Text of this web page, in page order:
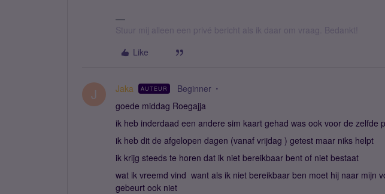
Stuur mij alleen een privé bericht als ik daar om vraag. Bedankt!
Like
J Jaka AUTEUR Beginner
goede middag Roegajja
ik heb inderdaad een andere sim kaart gehad was ook voor de zelfde
ik heb dit de afgelopen dagen (vanaf vrijdag ) getest maar niks helpt
ik krijg steeds te horen dat ik niet bereikbaar bent of niet bestaat
wat ik vreemd vind want als ik niet bereikbaar ben moet hij naar mijn
gebeurt ook niet